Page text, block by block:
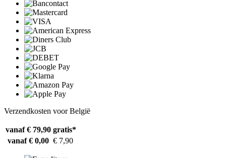
Verzendkosten voor België
vanaf € 79,90 gratis*
vanaf € 0,00 € 7,90